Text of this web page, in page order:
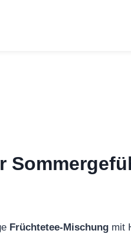
Früchtetee-Mischung mit